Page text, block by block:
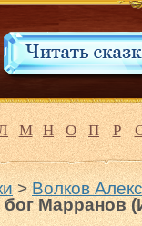
М Н О П Р
>Волков
Марранов